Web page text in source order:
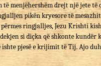
të menjëhershëm drejt një jete
pikën kryesore të
ringjalljes, Jezu Krishti
si diçka që shkonte
pjesë e krijimit të Tij. Ajo